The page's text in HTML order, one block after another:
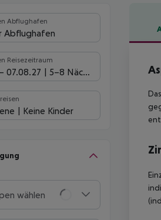
Abflughafen
Abflughafen
Reisezeitraum
– 07.08.27 5-8 Nächte
Keine Kinder
wählen